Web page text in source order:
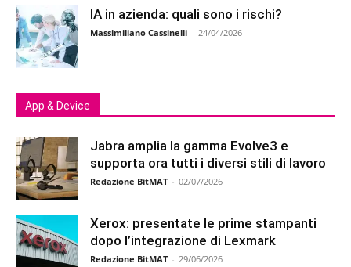
IA in azienda: quali sono i rischi?
Massimiliano Cassinelli - 24/04/2026
App & Device
Jabra amplia la gamma Evolve3 e
supporta ora tutti i diversi stili di lavoro
Redazione BitMAT - 02/07/2026
Xerox: presentate le prime stampanti
dopo l’integrazione di Lexmark
Redazione BitMAT - 29/06/2026